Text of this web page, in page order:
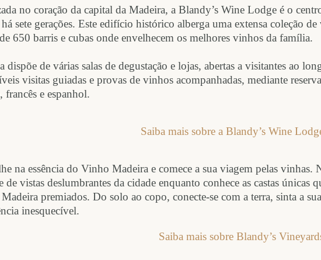
no coração da capital da Madeira, a Blandy’s Wine Lodge é o
sete gerações. Este edifício histórico alberga uma extensa coleção
650 barris e cubas onde envelhecem os melhores vinhos da família.
dispõe de várias salas de degustação e lojas, abertas a visitantes ao
visitas guiadas e provas de vinhos acompanhadas, mediante
francês e espanhol.
Saiba mais sobre a Blandy’s Wine
na essência do Vinho Madeira e comece a sua viagem pelas vinhas.
de vistas deslumbrantes da cidade enquanto conhece as castas únicas
premiados. Do solo ao copo, conecte-se com a terra, sinta a
inesquecível.
Saiba mais sobre Blandy’s